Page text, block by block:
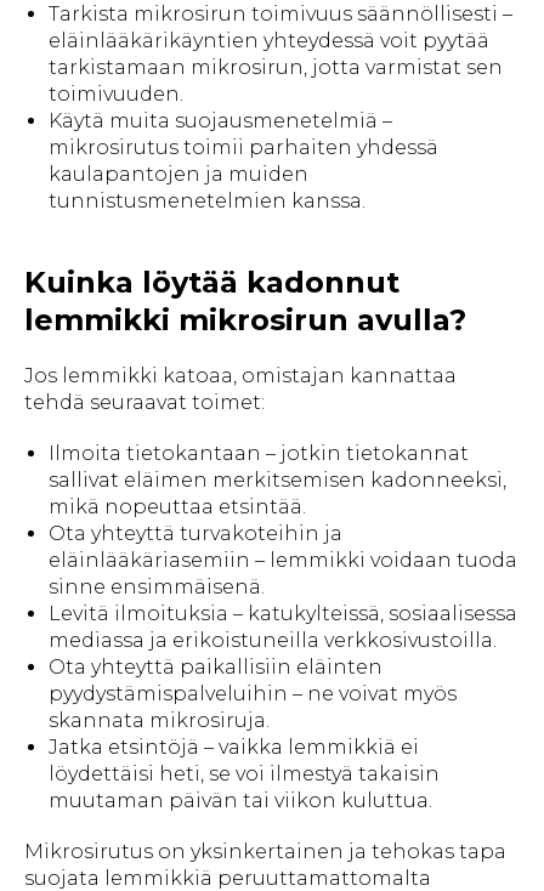
Tarkista mikrosirun toimivuus säännöllisesti –
eläinlääkärikäyntien yhteydessä voit pyytää
tarkistamaan mikrosirun, jotta varmistat sen
toimivuuden.
Käytä muita suojausmenetelmiä –
mikrosirutus toimii parhaiten yhdessä
kaulapantojen ja muiden
tunnistusmenetelmien kanssa.
Kuinka löytää kadonnut
lemmikki mikrosirun avulla?
Jos lemmikki katoaa, omistajan kannattaa
tehdä seuraavat toimet:
Ilmoita tietokantaan – jotkin tietokannat
sallivat eläimen merkitsemisen kadonneeksi,
mikä nopeuttaa etsintää.
Ota yhteyttä turvakoteihin ja
eläinlääkäriasemiin – lemmikki voidaan tuoda
sinne ensimmäisenä.
Levitä ilmoituksia – katukylteissä, sosiaalisessa
mediassa ja erikoistuneilla verkkosivustoilla.
Ota yhteyttä paikallisiin eläinten
pyydystämispalveluihin – ne voivat myös
skannata mikrosiruja.
Jatka etsintöjä – vaikka lemmikkiä ei
löydettäisi heti, se voi ilmestyä takaisin
muutaman päivän tai viikon kuluttua.
Mikrosirutus on yksinkertainen ja tehokas tapa
suojata lemmikkiä peruuttamattomalta